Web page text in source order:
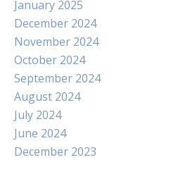
January 2025
December 2024
November 2024
October 2024
September 2024
August 2024
July 2024
June 2024
December 2023